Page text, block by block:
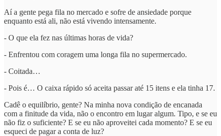
Aí a gente pega fila no mercado e sofre de ansiedade porque
enquanto está ali, não está vivendo intensamente.
- O que ela fez nas últimas horas de vida?
- Enfrentou com coragem uma longa fila no supermercado.
- Coitada…
- Pois é… O caixa rápido só aceita passar até 15 itens e ela tinha 17.
Cadê o equilíbrio, gente? Na minha nova condição de encanada
com a finitude da vida, não o encontro em lugar algum. Tipo, e se eu
não fiz o suficiente? E se eu não aproveitei cada momento? E se eu
esqueci de pagar a conta de luz?